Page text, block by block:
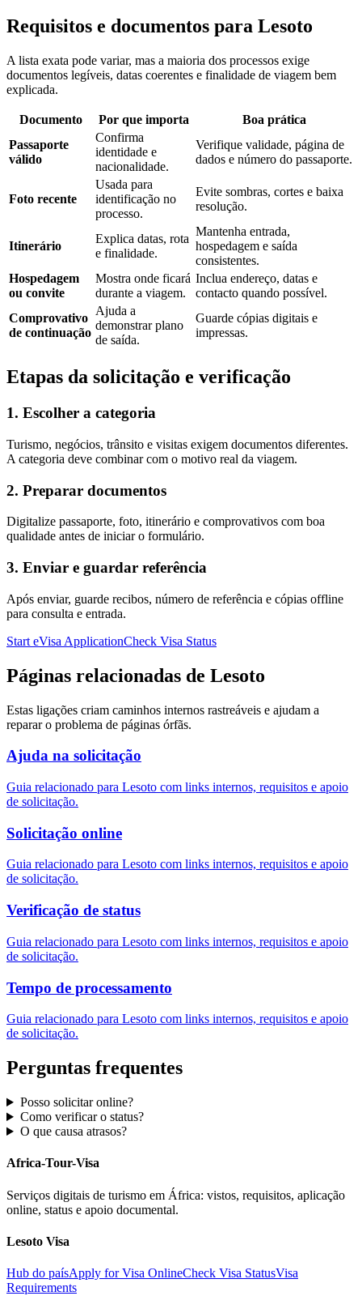
Requisitos e documentos para Lesoto
A lista exata pode variar, mas a maioria dos processos exige
documentos legíveis, datas coerentes e finalidade de viagem bem
explicada.
Documento Por que importa
Boa prática
Passaporte
válido
Confirma
identidade e
nacionalidade.
Verifique validade, página de
dados e número do passaporte.
Foto recente
Usada para
identificação no
processo.
Evite sombras, cortes e baixa
resolução.
Itinerário
Explica datas, rota
e finalidade.
Mantenha entrada,
hospedagem e saída
consistentes.
Hospedagem
ou convite
Mostra onde ficará
durante a viagem.
Inclua endereço, datas e
contacto quando possível.
Comprovativo
de continuação
Ajuda a
demonstrar plano
de saída.
Guarde cópias digitais e
impressas.
Etapas da solicitação e verificação
1. Escolher a categoria
Turismo, negócios, trânsito e visitas exigem documentos diferentes.
A categoria deve combinar com o motivo real da viagem.
2. Preparar documentos
Digitalize passaporte, foto, itinerário e comprovativos com boa
qualidade antes de iniciar o formulário.
3. Enviar e guardar referência
Após enviar, guarde recibos, número de referência e cópias offline
para consulta e entrada.
Start eVisa ApplicationCheck Visa Status
Páginas relacionadas de Lesoto
Estas ligações criam caminhos internos rastreáveis e ajudam a
reparar o problema de páginas órfãs.
Ajuda na solicitação
Guia relacionado para Lesoto com links internos, requisitos e apoio
de solicitação.
Solicitação online
Guia relacionado para Lesoto com links internos, requisitos e apoio
de solicitação.
Verificação de status
Guia relacionado para Lesoto com links internos, requisitos e apoio
de solicitação.
Tempo de processamento
Guia relacionado para Lesoto com links internos, requisitos e apoio
de solicitação.
Perguntas frequentes
Posso solicitar online?
Como verificar o status?
O que causa atrasos?
Africa-Tour-Visa
Serviços digitais de turismo em África: vistos, requisitos, aplicação
online, status e apoio documental.
Lesoto Visa
Hub do paísApply for Visa OnlineCheck Visa StatusVisa
Requirements